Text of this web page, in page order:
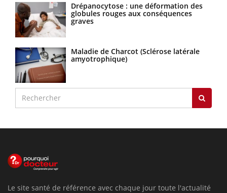
Drépanocytose : une déformation des
globules rouges aux conséquences
graves
Maladie de Charcot (Sclérose latérale
amyotrophique)
Le site santé de référence avec chaque jour toute l'actualité